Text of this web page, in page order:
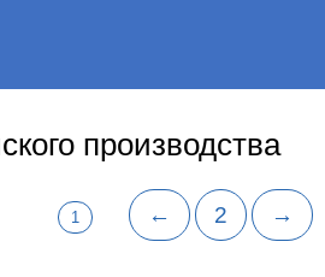
производства
1 ← 2 →